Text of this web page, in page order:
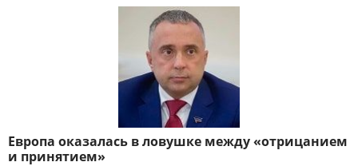
Европа оказалась в ловушке между «отрицанием
и принятием»